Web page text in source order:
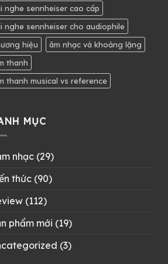
nghe sennheiser cao cấp
nghe sennheiser cho audiophile
hiệu
âm nhạc và khoảng lặng
thanh
thanh musical vs reference
MỤC
nhạc (29)
thức (90)
(112)
phẩm mới (19)
(3)